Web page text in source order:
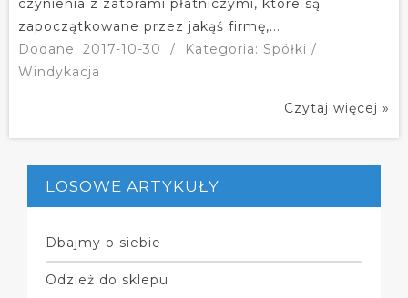
czynienia z zatorami płatniczymi, które są
zapoczątkowane przez jakąś firmę,...
Dodane: 2017-10-30
/
Kategoria: Spółki /
Windykacja
Czytaj więcej »
LOSOWE ARTYKUŁY
Dbajmy o siebie
Odzież do sklepu